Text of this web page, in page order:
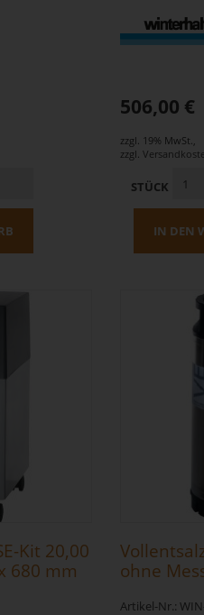
506,00 €
zzgl. 19% MwSt.,
zzgl.
STÜCK
IN DEN
Kit 20,00
680 mm
ohne
Artikel-Nr.: